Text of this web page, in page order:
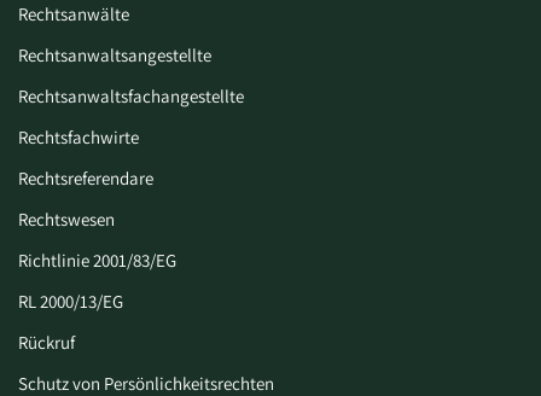
Rechtsanwälte
Rechtsanwaltsangestellte
Rechtsanwaltsfachangestellte
Rechtsfachwirte
Rechtsreferendare
Rechtswesen
Richtlinie 2001/83/EG
RL 2000/13/EG
Rückruf
Schutz von Persönlichkeitsrechten